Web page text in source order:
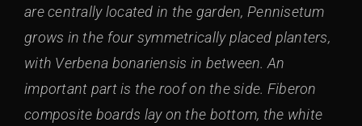
are centrally located in the garden, Pennisetum
grows in the four symmetrically placed planters,
with Verbena bonariensis in between. An
important part is the roof on the side. Fiberon
composite boards lay on the bottom, the white